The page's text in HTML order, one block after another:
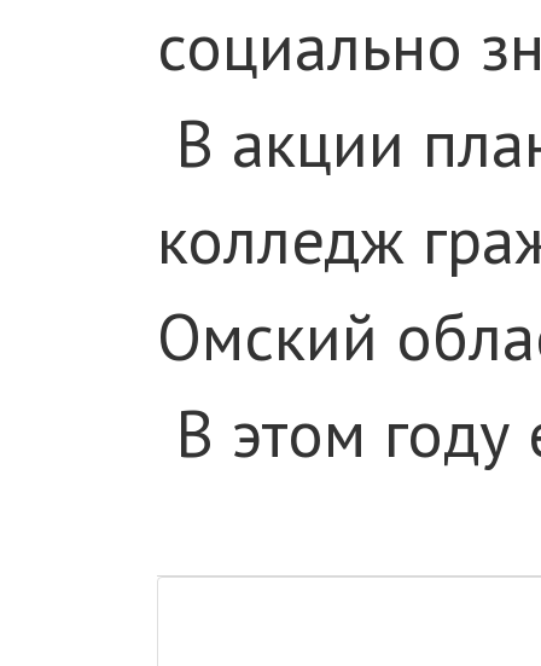
социально
В акции
колледж
Омский
В этом